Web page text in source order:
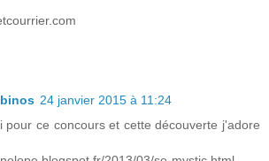
24 janvier 2015 à 11:24
pour ce concours et cette découverte j'adore